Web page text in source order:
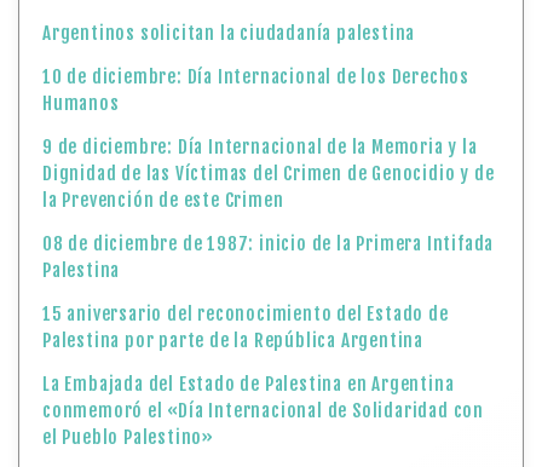
Argentinos solicitan la ciudadanía palestina
10 de diciembre: Día Internacional de los Derechos
Humanos
9 de diciembre: Día Internacional de la Memoria y la
Dignidad de las Víctimas del Crimen de Genocidio y de
la Prevención de este Crimen
08 de diciembre de 1987: inicio de la Primera Intifada
Palestina
15 aniversario del reconocimiento del Estado de
Palestina por parte de la República Argentina
La Embajada del Estado de Palestina en Argentina
conmemoró el «Día Internacional de Solidaridad con
el Pueblo Palestino»